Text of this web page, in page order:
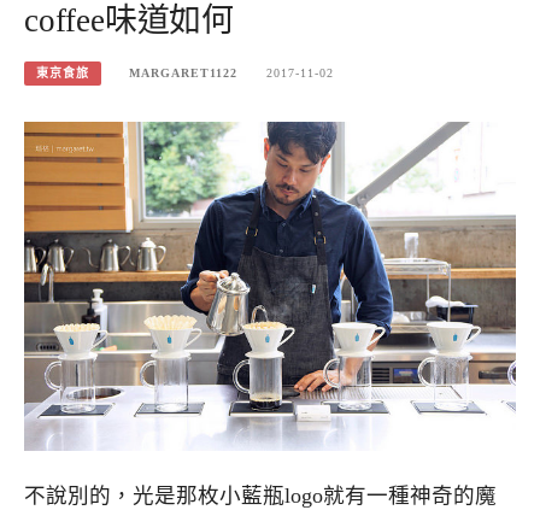
coffee味道如何
東京食旅 MARGARET1122 2017-11-02
不說別的，光是那枚小藍瓶logo就有一種神奇的魔